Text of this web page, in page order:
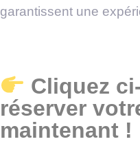
garantissent une
Cliquez
réserver
maintenant !